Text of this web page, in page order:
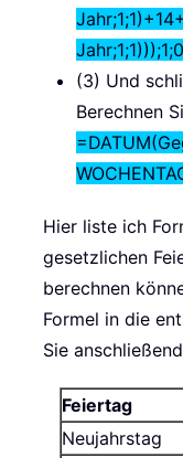
(3) Und
Berechnen
Hier liste ich
gesetzlichen
berechnen
Formel in die
Sie
Feiertag
Neujahrstag